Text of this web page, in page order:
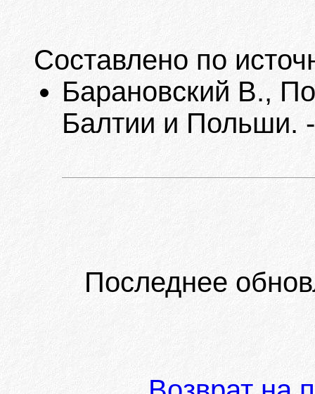
Составлено по
Барановский В.,
Балтии и Польши.
Последнее